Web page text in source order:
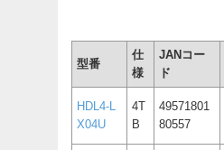
型番
仕
様
JANコー
ド
HDL4-L
X04U
4T
B
49571801
80557